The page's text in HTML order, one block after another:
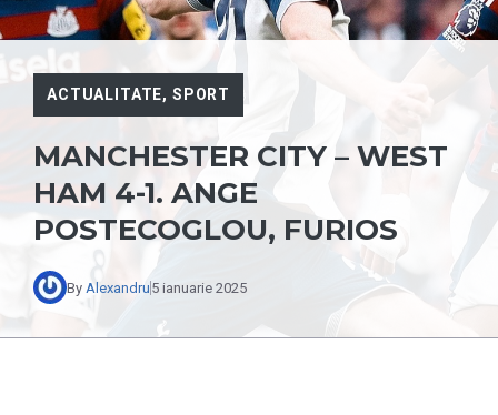
ACTUALITATE, SPORT
MANCHESTER CITY – WEST
HAM 4-1. ANGE
POSTECOGLOU, FURIOS
By Alexandru 5 ianuarie 2025